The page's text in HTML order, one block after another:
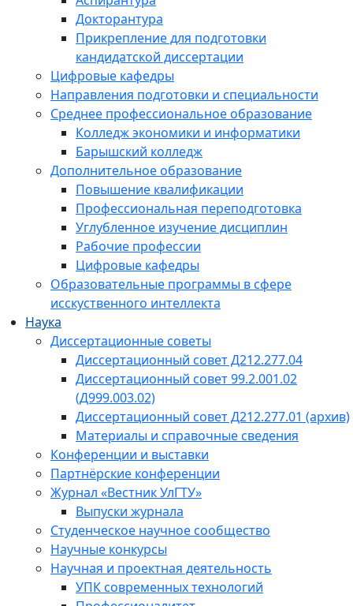
Докторантура
Прикрепление для подготовки
кандидатской диссертации
Цифровые кафедры
Направления подготовки и специальности
Среднее профессиональное образование
Колледж экономики и информатики
Барышский колледж
Дополнительное образование
Повышение квалификации
Профессиональная переподготовка
Углубленное изучение дисциплин
Рабочие профессии
Цифровые кафедры
Образовательные программы в сфере
исскуственного интеллекта
Наука
Диссертационные советы
Диссертационный совет Д212.277.04
Диссертационный совет 99.2.001.02
(Д999.003.02)
Диссертационный совет Д212.277.01 (архив)
Материалы и справочные сведения
Конференции и выставки
Партнёрские конференции
Журнал «Вестник УлГТУ»
Выпуски журнала
Студенческое научное сообщество
Научные конкурсы
Научная и проектная деятельность
УПК современных технологий